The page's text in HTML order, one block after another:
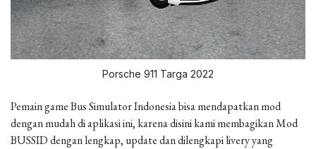
Porsche 911 Targa 2022
Pemain game Bus Simulator Indonesia bisa mendapatkan mod
dengan mudah di aplikasi ini, karena disini kami membagikan Mod
BUSSID dengan lengkap, update dan dilengkapi livery yang